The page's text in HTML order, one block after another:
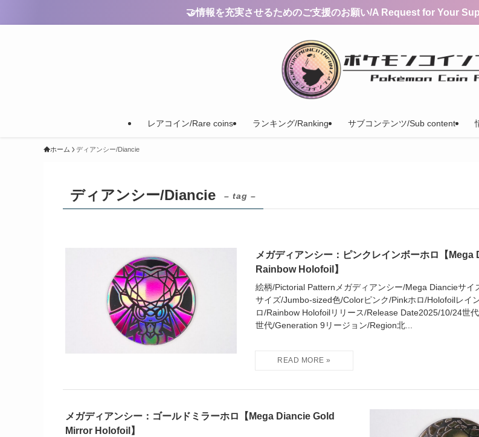
🤝情報を充実させるためのご支援のお願い/A Request for Your
レアコイン/Rare coins ランキング/Ranking サブコンテンツ/Sub content
ホーム ディアンシー/Diancie
ディアンシー/Diancie – tag –
メガディアンシー：ピンクレインボーホロ【
Rainbow Holofoil】
絵柄/Pictorial Patternメガディアンシー/Mega Diancieサイ
サイズ/Jumbo-sized色/Colorピンク/Pinkホロ/Holofoilレイ
ロ/Rainbow Holofoilリリース/Release Date2025/10/24世
世代/Generation 9リージョン/Region北...
メガディアンシー：ゴールドミラーホロ【Mega Diancie Gold
Mirror Holofoil】